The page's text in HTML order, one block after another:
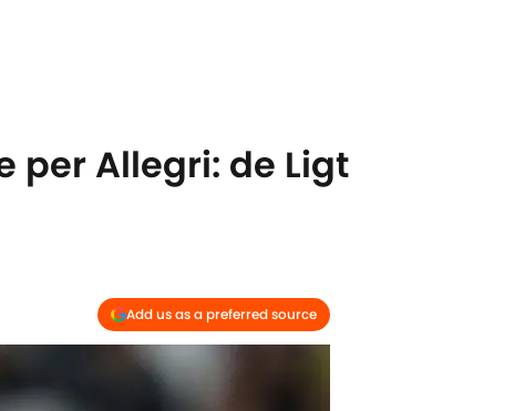
per Allegri: de Ligt
Add us as a preferred source